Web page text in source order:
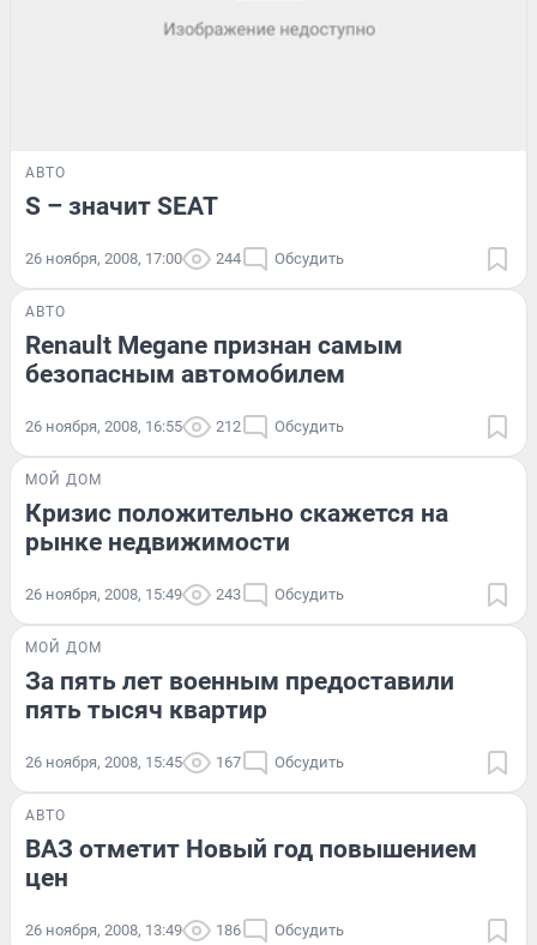
АВТО
S – значит SEAT
26 ноября, 2008, 17:00 244 Обсудить
АВТО
Renault Megane признан самым
безопасным автомобилем
26 ноября, 2008, 16:55 212 Обсудить
МОЙ ДОМ
Кризис положительно скажется на
рынке недвижимости
26 ноября, 2008, 15:49 243 Обсудить
МОЙ ДОМ
За пять лет военным предоставили
пять тысяч квартир
26 ноября, 2008, 15:45 167 Обсудить
АВТО
ВАЗ отметит Новый год повышением
цен
26 ноября, 2008, 13:49 186 Обсудить